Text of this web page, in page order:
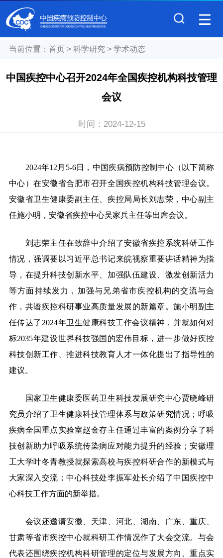
当前位置： 首页> 科学研究 > 学术动态
中国疾控中心召开2024年全国疾控机构科技管理
会议
时间： 2024-12-15
2024年12月5-6日，中国疾病预防控制中心（以下简称
中心）在安徽省合肥市召开全国疾控机构科技管理会议。
安徽省卫生健康委副主任、疾控局局长刘志荣，中心副主
任施小明，安徽省疾控中心吴家兵主任等出席会议。
刘志荣主任在致辞中介绍了安徽省疾控系统科研工作
情况，强调要以习近平总书记来皖视察重要讲话精神为指
导，在提升科技创新水平、加强队伍建设、激发创新活力
等方面持续发力，加强与兄弟省市疾控机构的交流与合
作，共谱疾控科研事业高质量发展的新篇章。施小明副主
任传达了2024年卫生健康科技工作会议精神，并就如何对
标2035年建设世界科技强国的宏伟目标，进一步做好疾控
科技创新工作、推进科技教育人才一体化提出了指导性的
建议。
国家卫生健康委医药卫生科技发展研究中心贾晓峰研
究员介绍了卫生健康科技管理体系与政策研究情况；呼吸
疾病全国重点实验室赵金存主任通过丰富的案例分享了科
技创新助力呼吸系统传染病应对能力提升的经验；安徽理
工大学叶冬青教授就探索高校与疾控科研合作的新模式与
大家深入交流；中心科技处李振军处长介绍了中国疾控中
心科技工作方面的新举措。
会议还邀请安徽、天津、河北、湖南、广东、重庆、
甘肃等省市疾控中心就科研工作情况作了大会交流。与会
代表还围绕疾控机构科研管理的定位与发展方向、重点实